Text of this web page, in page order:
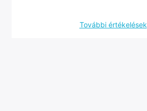
További értékelések